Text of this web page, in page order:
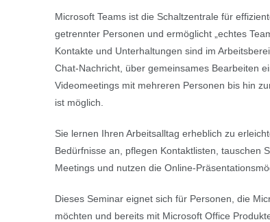
Microsoft Teams ist die Schaltzentrale für
getrennter Personen und ermöglicht „echtes
Kontakte und Unterhaltungen sind im
Chat-Nachricht, über gemeinsames Bearbeiten
Videomeetings mit mehreren Personen bis hin
ist möglich.
Sie lernen Ihren Arbeitsalltag erheblich zu
Bedürfnisse an, pflegen Kontaktlisten, tauschen
Meetings und nutzen die Online-
Dieses Seminar eignet sich für Personen, die
möchten und bereits mit Microsoft Office